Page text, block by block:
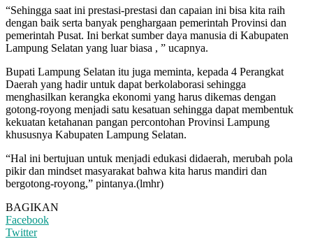
“Sehingga saat ini prestasi-prestasi dan capaian ini bisa kita raih
dengan baik serta banyak penghargaan pemerintah Provinsi dan
pemerintah Pusat. Ini berkat sumber daya manusia di Kabupaten
Lampung Selatan yang luar biasa , ” ucapnya.
Bupati Lampung Selatan itu juga meminta, kepada 4 Perangkat
Daerah yang hadir untuk dapat berkolaborasi sehingga
menghasilkan kerangka ekonomi yang harus dikemas dengan
gotong-royong menjadi satu kesatuan sehingga dapat membentuk
kekuatan ketahanan pangan percontohan Provinsi Lampung
khususnya Kabupaten Lampung Selatan.
“Hal ini bertujuan untuk menjadi edukasi didaerah, merubah pola
pikir dan mindset masyarakat bahwa kita harus mandiri dan
bergotong-royong,” pintanya.(lmhr)
BAGIKAN
Facebook
Twitter